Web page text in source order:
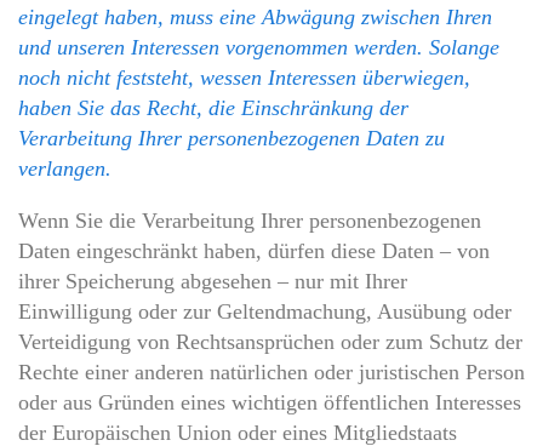
eingelegt haben, muss eine Abwägung zwischen Ihren
und unseren Interessen vorgenommen werden. Solange
noch nicht feststeht, wessen Interessen überwiegen,
haben Sie das Recht, die Einschränkung der
Verarbeitung Ihrer personenbezogenen Daten zu
verlangen.
Wenn Sie die Verarbeitung Ihrer personenbezogenen
Daten eingeschränkt haben, dürfen diese Daten – von
ihrer Speicherung abgesehen – nur mit Ihrer
Einwilligung oder zur Geltendmachung, Ausübung oder
Verteidigung von Rechtsansprüchen oder zum Schutz der
Rechte einer anderen natürlichen oder juristischen Person
oder aus Gründen eines wichtigen öffentlichen Interesses
der Europäischen Union oder eines Mitgliedstaats